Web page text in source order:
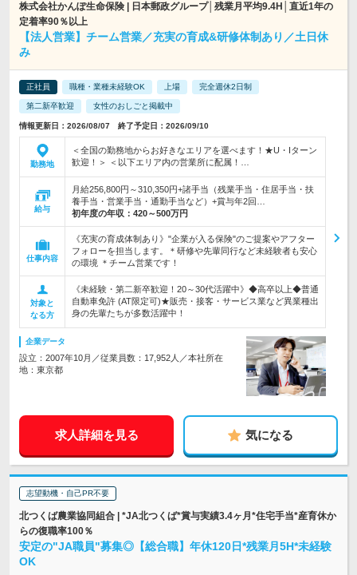
株式会社かんぽ生命保険 | 日本郵政グループ│残業月平均9.4H│直近1年の
定着率90％以上
【法人営業】チーム営業／充実の育成&研修体制あり／土日休
み
正社員 職種・業種未経験OK 上場 完全週休2日制
第二新卒歓迎 女性のおしごと掲載中
情報更新日：2026/08/07 終了予定日：2026/09/10
勤務地
＜全国の勤務地からお好きなエリアを選べます！★U・Iターン
歓迎！＞ ＜以下エリア内の営業所に配属！…
給与
月給256,800円～310,350円+諸手当（残業手当・住居手当・扶
養手当・営業手当・通勤手当など）+賞与年2回…
初年度の年収： 420～500万円
仕事内容
《充実の育成体制あり》"企業が入る保険"のご提案やアフター
フォローを担当します。＊研修や先輩同行など未経験者も安心
の環境 ＊チーム営業です！
対象と
なる方
《未経験・第二新卒歓迎！20～30代活躍中》◆高卒以上◆普通
自動車免許 (AT限定可)★販売・接客・サービス業など異業種出
身の先輩たちが多数活躍中！
企業データ
設立：2007年10月／従業員数：17,952人／本社所在
地：東京都
求人詳細を見る 気になる
志望動機・自己PR不要
北つくば農業協同組合 | *JA北つくば*賞与実績3.4ヶ月*住宅手当*産育休か
らの復職率100％
安定の"JA職員"募集◎【総合職】年休120日*残業月5H*未経験
OK